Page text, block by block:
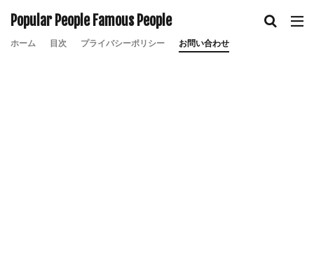
Popular People Famous People
ホーム 目次 プライバシーポリシー お問い合わせ